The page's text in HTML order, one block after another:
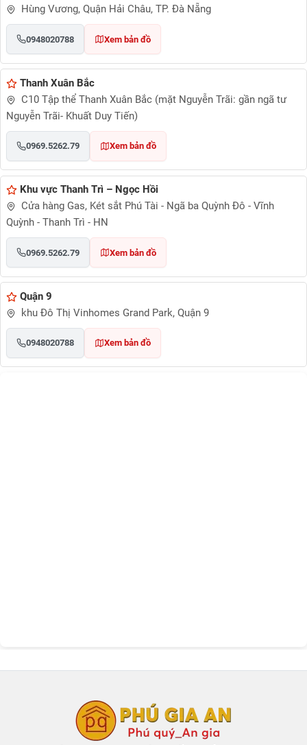
Hùng Vương, Quận Hải Châu, TP. Đà Nẵng
0948020788 Xem bản đồ
Thanh Xuân Bắc
C10 Tập thể Thanh Xuân Bắc (mặt Nguyễn Trãi: gần ngã tư
Nguyễn Trãi- Khuất Duy Tiến)
0969.5262.79 Xem bản đồ
Khu vực Thanh Trì – Ngọc Hồi
Cửa hàng Gas, Két sắt Phú Tài - Ngã ba Quỳnh Đô - Vĩnh
Quỳnh - Thanh Trì - HN
0969.5262.79 Xem bản đồ
Quận 9
khu Đô Thị Vinhomes Grand Park, Quận 9
0948020788 Xem bản đồ